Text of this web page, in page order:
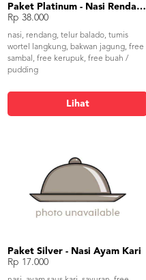
Paket Platinum - Nasi Rendang
Rp 38.000
nasi, rendang, telur balado, tumis
wortel langkung, bakwan jagung, free
sambal, free kerupuk, free buah /
pudding
Lihat
Paket Silver - Nasi Ayam Kari
Rp 17.000